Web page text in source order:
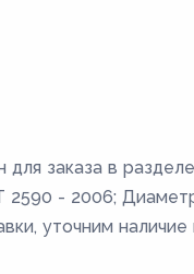
заказа в
2590 - 2006;
уточним